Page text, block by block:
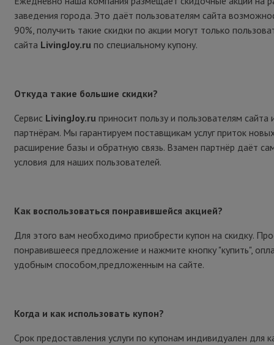
заведения города. Это даёт пользователям сайта
90%, получить такие скидки по акции могут только
сайта LivingJoy.ru по специальному купону.
Откуда такие большие скидки?
Сервис LivingJoy.ru приносит пользу и пользователям сайта
партнёрам. Мы гарантируем поставщикам услуг приток
расширение базы и обратную связь. Взамен партнёр даёт
условия для наших пользователей.
Как воспользоваться понравившейся акцией?
Для этого вам необходимо приобрести купон на скидку.
понравившееся предложение и нажмите кнопку "купить",
удобным способом,предложенным на сайте.
Когда и как использовать купон?
Срок предоставления услуги по купонам индивидуален для